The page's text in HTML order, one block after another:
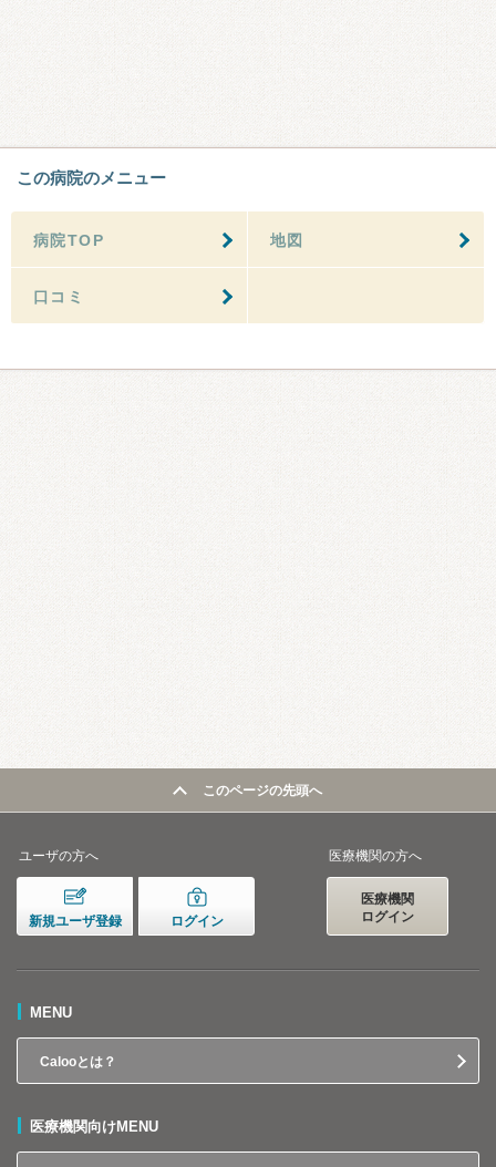
この病院のメニュー
病院TOP 地図
口コミ
このページの先頭へ
ユーザの方へ
新規ユーザ登録 ログイン
医療機関の方へ
医療機関
ログイン
MENU
Calooとは？
医療機関向けMENU